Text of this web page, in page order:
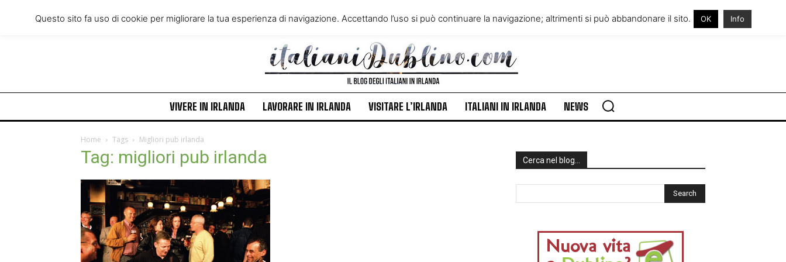
Friday, August 7, 2026 VIVERE IN IRLANDA
VISITARE L’IRLANDA
ITALIANI IN IRLANDA
NEWS
VIVERE IN IRLANDA LAVORARE IN IRLANDA VISITARE L’IRLANDA ITALIANI IN IRLANDA NEWS
Home Tags Migliori pub irlanda
Tag: migliori pub irlanda Cerca nel blog…
Questo sito fa uso di cookie per migliorare la tua esperienza di navigazione. Accettando l’uso si può continuare la navigazione; altrimenti si può abbandonare il sito. OK Info